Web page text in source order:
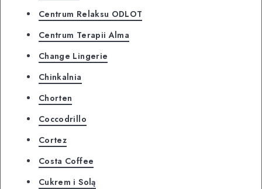
Centrum Relaksu ODLOT
Centrum Terapii Alma
Change Lingerie
Chinkalnia
Chorten
Coccodrillo
Cortez
Costa Coffee
Cukrem i Solą